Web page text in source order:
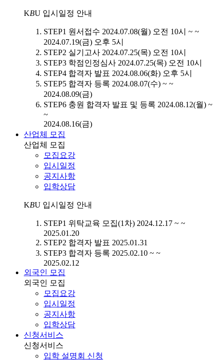
KBU 입시일정 안내
STEP1 원서접수 2024.07.08(월) 오전 10시 ~ ~
2024.07.19(금) 오후 5시
STEP2 실기고사 2024.07.25(목) 오전 10시
STEP3 학점인정심사 2024.07.25(목) 오전 10시
STEP4 합격자 발표 2024.08.06(화) 오후 5시
STEP5 합격자 등록 2024.08.07(수) ~ ~
2024.08.09(금)
STEP6 충원 합격자 발표 및 등록 2024.08.12(월) ~
~
2024.08.16(금)
산업체 모집
산업체 모집
모집요강
입시일정
공지사항
입학상담
KBU 입시일정 안내
STEP1 위탁교육 모집(1차) 2024.12.17 ~ ~
2025.01.20
STEP2 합격자 발표 2025.01.31
STEP3 합격자 등록 2025.02.10 ~ ~
2025.02.12
외국인 모집
외국인 모집
모집요강
입시일정
공지사항
입학상담
신청서비스
신청서비스
입학 설명회 신청